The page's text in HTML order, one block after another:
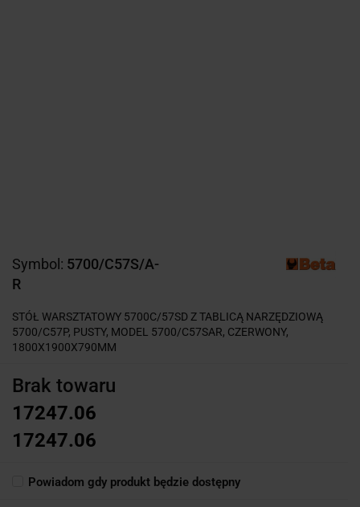
Symbol: 5700/C57S/A-
R
STÓŁ WARSZTATOWY 5700C/57SD Z TABLICĄ NARZĘDZIOWĄ
5700/C57P, PUSTY, MODEL 5700/C57SAR, CZERWONY,
1800X1900X790MM
Brak towaru
17247.06
17247.06
Powiadom gdy produkt będzie dostępny